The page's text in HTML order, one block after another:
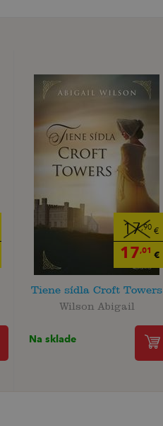
17,90€
17,01 €
Tiene sídla Croft Towers
Wilson Abigail
Na sklade